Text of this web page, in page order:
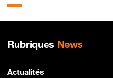
Plan de site
Rubriques News
Actualités